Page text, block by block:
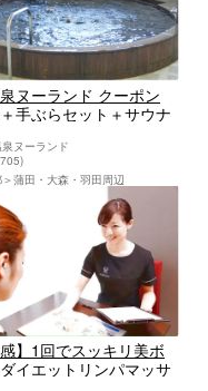
ヌーランド クーポン
＋手ぶらセット＋サウナ
ヌーランド
蒲田・大森・羽田周辺
感】1回でスッキリ美ボ
イエットリンパマッサ